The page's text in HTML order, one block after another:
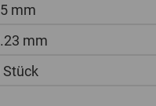
mm
mm
Stück